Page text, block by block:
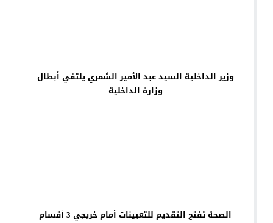
وزير الداخلية السيد عبد الأمير الشمري يلتقي أبطال
وزارة الداخلية
الصحة تفتح التقديم للتعيينات أمام خريجي 3 أقسام